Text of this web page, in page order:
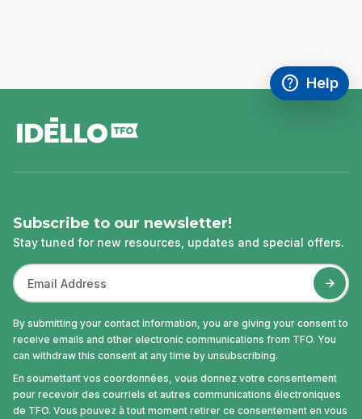
help
Access
Help
,This link
Subscribe to our newsletter!
Stay tuned for new resources, updates and special offers.
By submitting your contact information, you are giving your consent to
receive emails and other electronic communications from TFO. You
can withdraw this consent at any time by unsubscribing.
En soumettant vos coordonnées, vous donnez votre consentement
pour recevoir des courriels et autres communications électroniques
de TFO. Vous pouvez à tout moment retirer ce consentement en vous